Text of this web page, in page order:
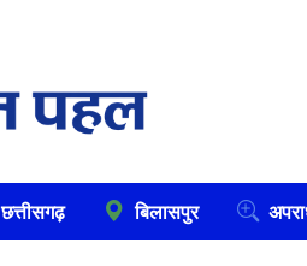
छत्तीसगढ़ बिलासपुर